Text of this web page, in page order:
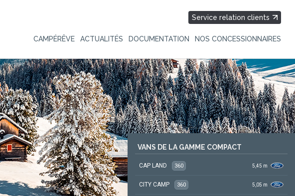
CAMPÉRÊVE ACTUALITÉS DOCUMENTATION NOS CONCESSIONNAIRES
Service relation clients
VANS DE LA GAMME COMPACT
CAP LAND 360 5,45 m
CITY CAMP 360 5,05 m